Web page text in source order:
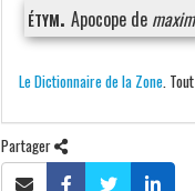
étym. Apocope de
Le Dictionnaire de la Zone.
Partager